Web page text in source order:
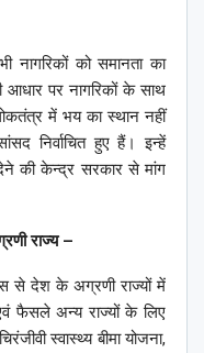
नागरिकों को समानता का
आधार पर नागरिकों के साथ
में भय का स्थान नहीं
निर्वाचित हुए हैं। इन्हें
देने की केन्द्र सरकार से मांग
राज्य –
से देश के अग्रणी राज्यों में
फैसले अन्य राज्यों के लिए
स्वास्थ्य बीमा योजना,